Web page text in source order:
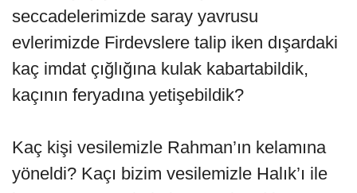
seccadelerimizde saray yavrusu
evlerimizde Firdevslere talip iken dışardaki
kaç imdat çığlığına kulak kabartabildik,
kaçının feryadına yetişebildik?
Kaç kişi vesilemizle Rahman’ın kelamına
yöneldi? Kaçı bizim vesilemizle Halık’ı ile